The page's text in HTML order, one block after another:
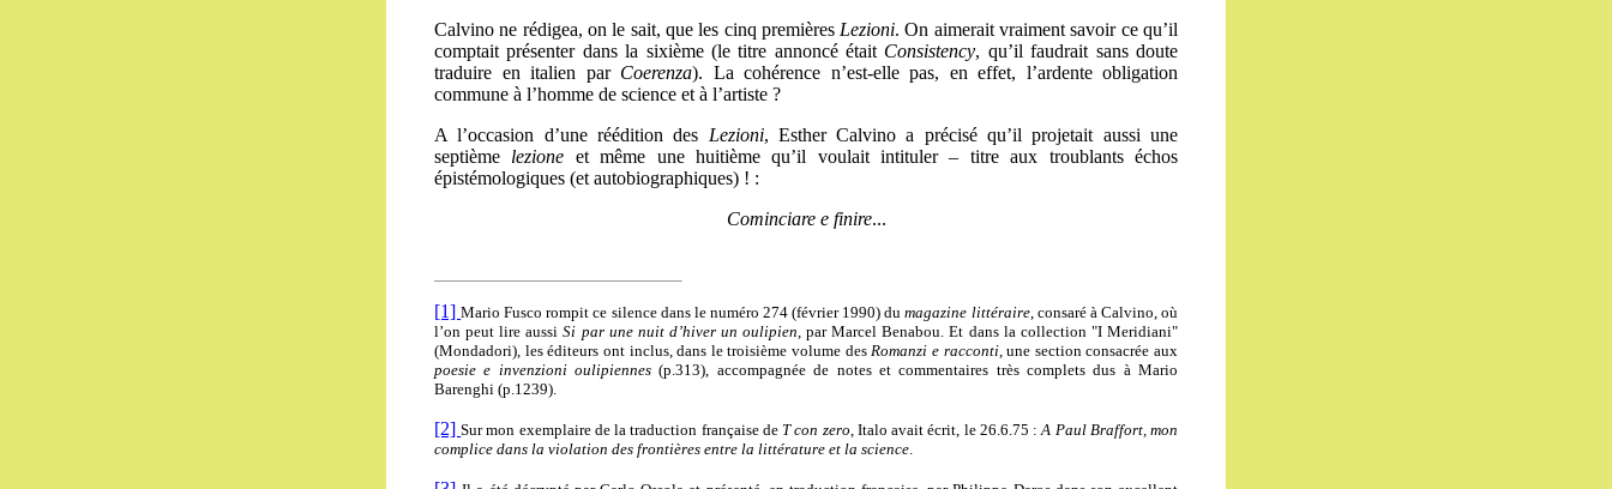
Calvino ne rédigea, on le sait, que les cinq premières Lezioni. On aimerait vraiment savoir ce qu’il
comptait présenter dans la sixième (le titre annoncé était Consistency, qu’il faudrait sans doute
traduire en italien par Coerenza). La cohérence n’est-elle pas, en effet, l’ardente obligation
commune à l’homme de science et à l’artiste ?
A l’occasion d’une réédition des Lezioni, Esther Calvino a précisé qu’il projetait aussi une
septième lezione et même une huitième qu’il voulait intituler – titre aux troublants échos
épistémologiques (et autobiographiques) ! :
Cominciare e finire...
[1]Mario Fusco rompit ce silence dans le numéro 274 (février 1990) dumagazine littéraire, consaré à Calvino, où
l’on peut lire aussiSi par une nuit d’hiver un oulipien, par Marcel Benabou. Et dans la collection "I Meridiani"
(Mondadori), les éditeurs ont inclus, dans le troisième volume desRomanzi e racconti, une section consacrée aux
poesie e invenzioni oulipiennes (p.313), accompagnée de notes et commentaires très complets dus à Mario
Barenghi (p.1239).
[2]Sur mon exemplaire de la traduction française de T con zero, Italo avait écrit, le 26.6.75 :A Paul Braffort, mon
complice dans la violation des frontières entre la littérature et la science.